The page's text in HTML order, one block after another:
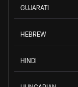
GUJARATI
HEBREW
HINDI